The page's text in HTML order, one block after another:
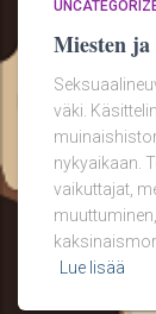
Miesten
väki.
nykyaikaan.
vaikuttajat,
Lue lisää